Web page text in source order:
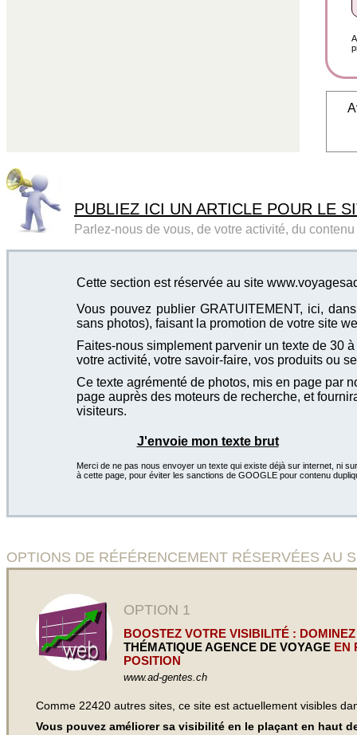
PUBLIEZ ICI UN ARTICLE POUR LE
Parlez-nous de vous, de votre activité, du
Cette section est réservée au site
Vous pouvez publier GRATUITEMENT, ici,
sans photos), faisant la promotion de votre site
Faites-nous simplement parvenir un texte de 30
votre activité, votre savoir-faire, vos produits ou
Ce texte agrémenté de photos, mis en page par
page auprès des moteurs de recherche, et
visiteurs.
J'envoie mon texte brut
Merci de ne pas nous envoyer un texte qui existe déjà sur internet, ni
à cette page, pour éviter les sanctions de GOOGLE pour contenu
OPTIONS DE RÉFÉRENCEMENT RÉSERVÉES AU
OPTION 1
BOOSTEZ VOTRE VISIBILITÉ :
THÉMATIQUE AGENCE DE VOYAGE EN
POSITION
www.ad-gentes.ch
Comme 22420 autres sites, ce site est actuellement visibles
Vous pouvez améliorer sa visibilité en le plaçant en haut